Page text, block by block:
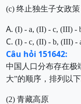
(c) 终止独生子女政
A. (I) - a, (II) - c, (III) -
C. (I) - c, (II) - b, (III) -
Câu hỏi 151642:
中国人口分布存在极
大”的顺序，排列以
(2) 青藏高原